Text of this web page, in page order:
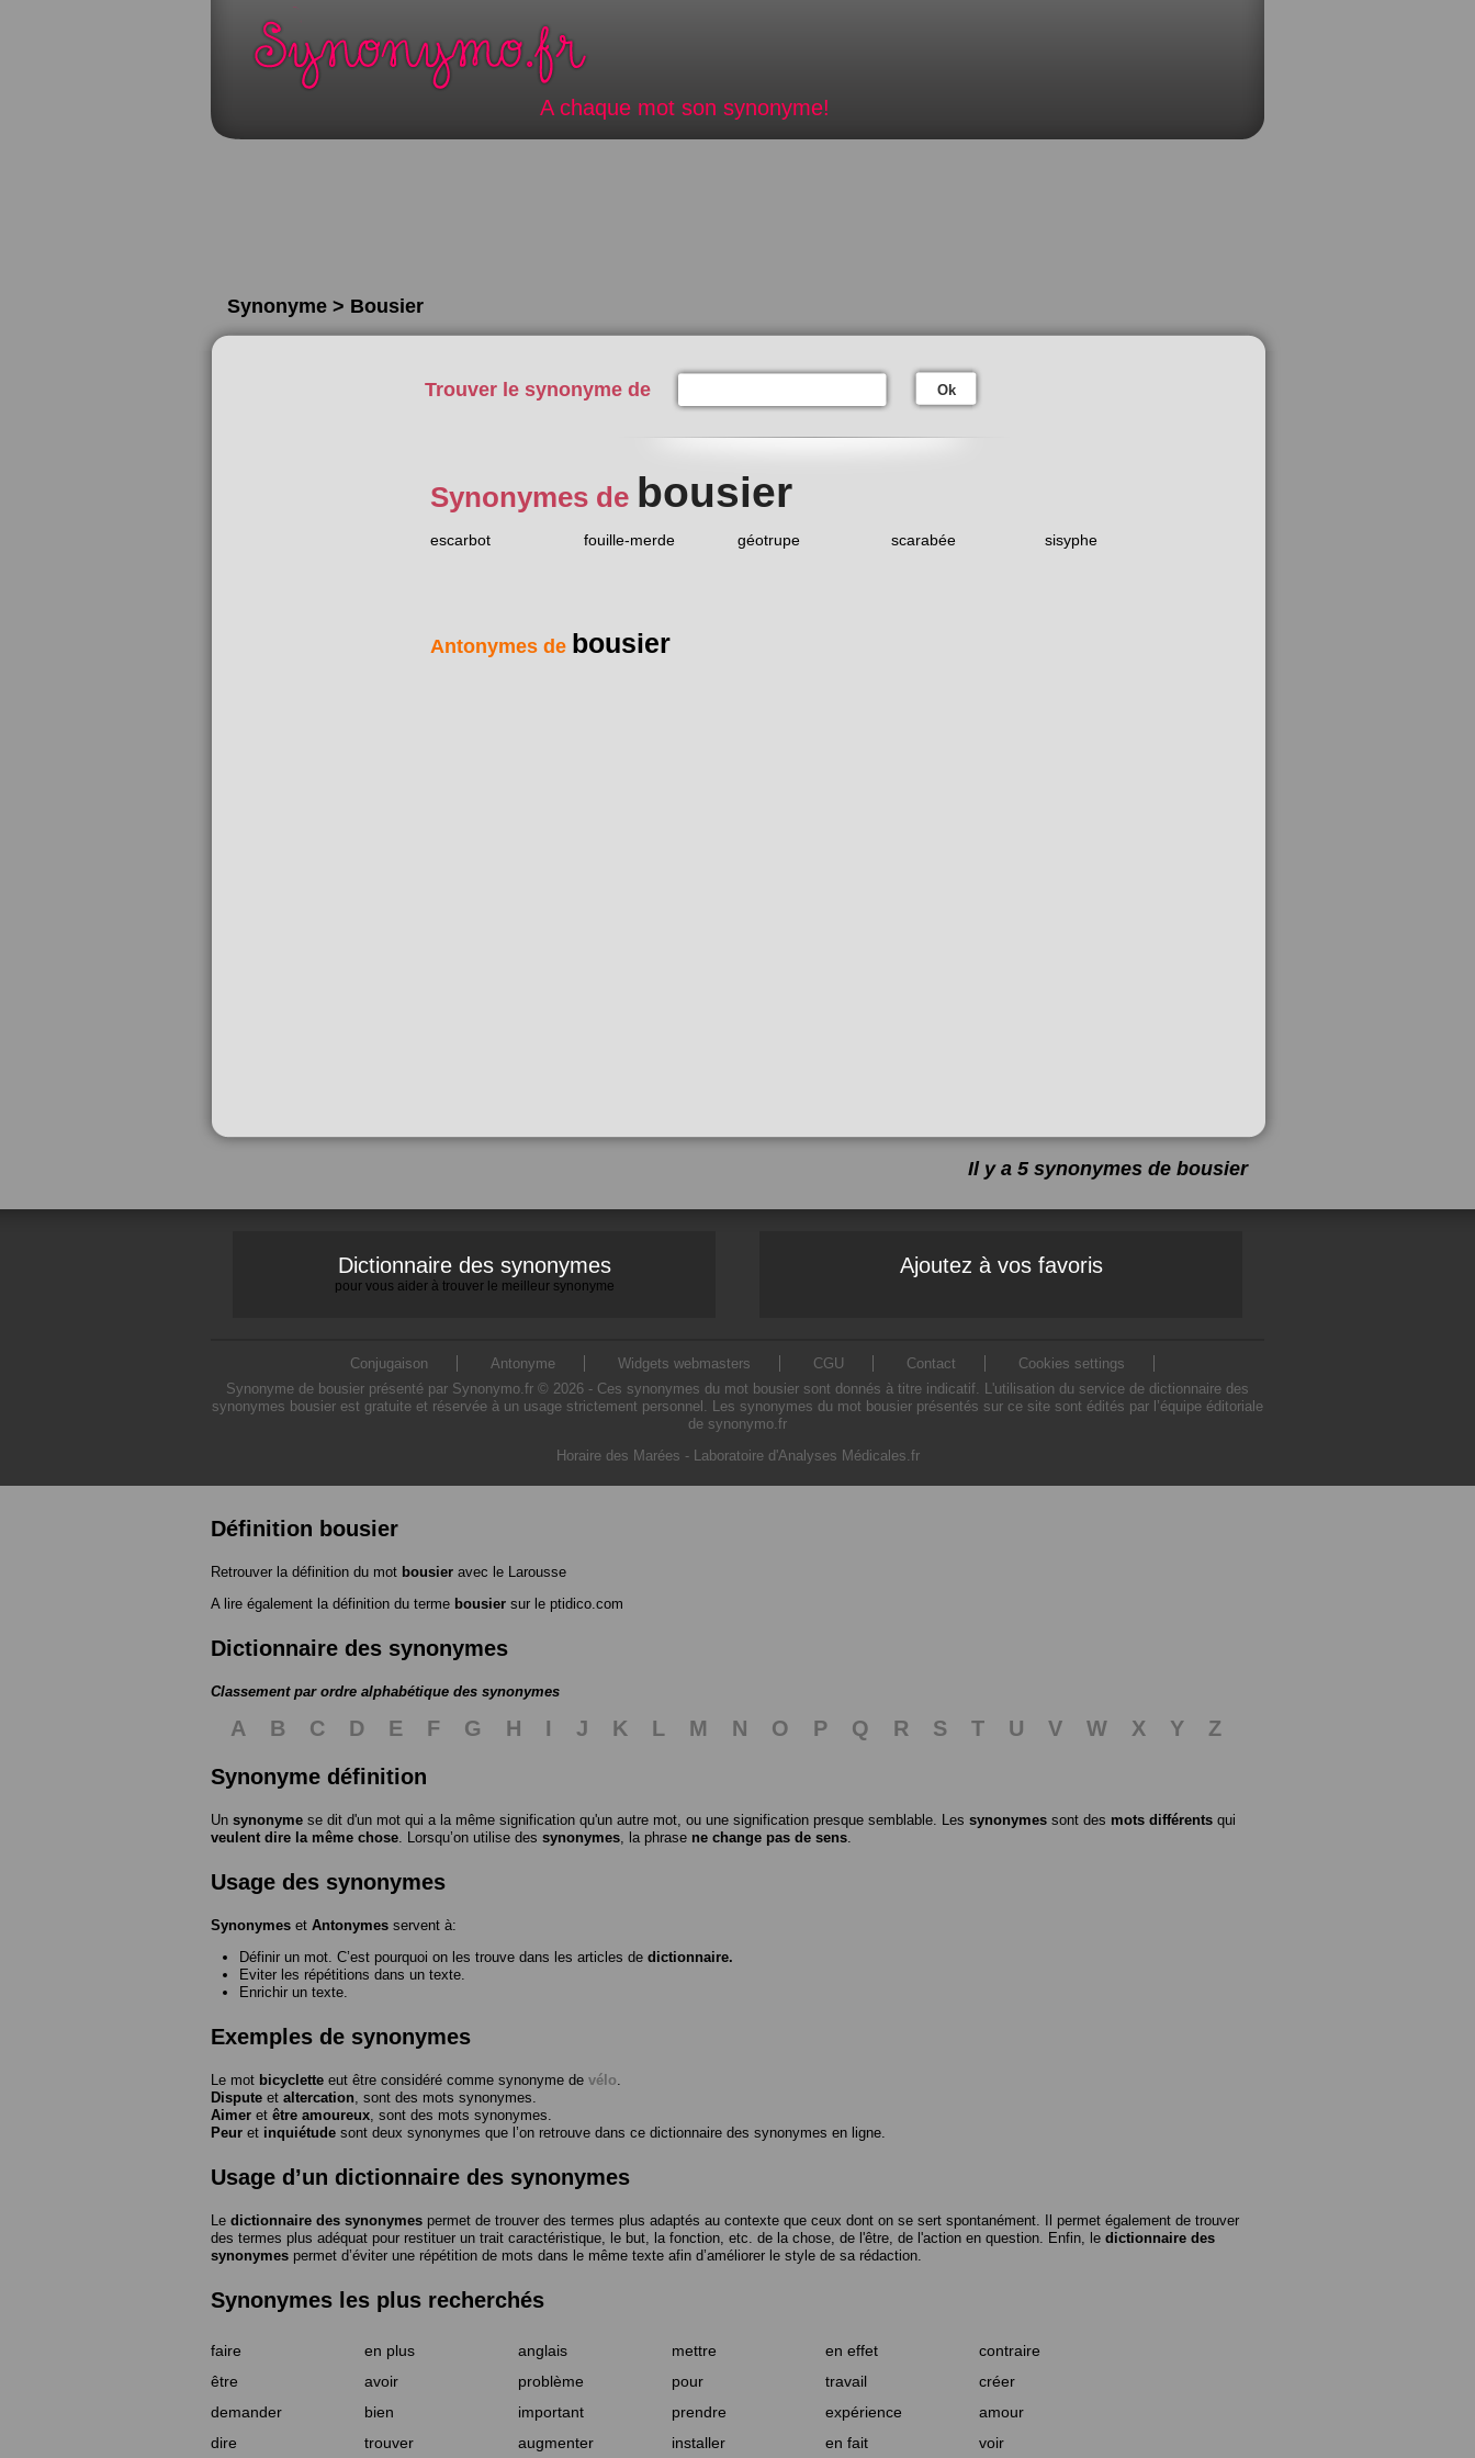
A chaque mot son synonyme!
Synonyme > Bousier
Trouver le synonyme de Ok
Synonymes de bousier
escarbot fouille-merde géotrupe scarabée sisyphe
Antonymes de bousier
Il y a 5 synonymes de bousier
Dictionnaire des synonymes
pour vous aider à trouver le meilleur synonyme
Ajoutez à vos favoris
Conjugaison Antonyme Widgets webmasters CGU Contact
Cookies settings
Synonyme de bousier présenté par Synonymo.fr © 2026 - Ces synonymes du mot bousier sont donnés à titre indicatif. L'utilisation du service de dictionnaire des
synonymes bousier est gratuite et réservée à un usage strictement personnel. Les synonymes du mot bousier présentés sur ce site sont édités par l’équipe éditoriale
de synonymo.fr
Horaire des Marées - Laboratoire d'Analyses Médicales.fr
Définition bousier
Retrouver la définition du mot bousier avec le Larousse
A lire également la définition du terme bousier sur le ptidico.com
Dictionnaire des synonymes
Classement par ordre alphabétique des synonymes
A B C D E F G H I J K L M N O P Q R S T U V W X Y
Z
Synonyme définition
Un synonyme se dit d'un mot qui a la même signification qu'un autre mot, ou une signification presque semblable. Les synonymes sont des mots différents qui
veulent dire la même chose . Lorsqu’on utilise des synonymes , la phrase ne change pas de sens
Usage des synonymes
Synonymes et Antonymes servent à:
Définir un mot. C’est pourquoi on les trouve dans les articles de dictionnaire.
Eviter les répétitions dans un texte.
Enrichir un texte.
Exemples de synonymes
Le mot bicyclette eut être considéré comme synonyme de vélo
Dispute et altercation , sont des mots synonymes.
Aimer et être amoureux , sont des mots synonymes.
Peur et inquiétude sont deux synonymes que l’on retrouve dans ce dictionnaire des synonymes en ligne.
Usage d’un dictionnaire des synonymes
Le dictionnaire des synonymes permet de trouver des termes plus adaptés au contexte que ceux dont on se sert spontanément. Il permet également de trouver
des termes plus adéquat pour restituer un trait caractéristique, le but, la fonction, etc. de la chose, de l'être, de l'action en question. Enfin, le dictionnaire des
synonymes permet d’éviter une répétition de mots dans le même texte afin d’améliorer le style de sa rédaction.
Synonymes les plus recherchés
faire en plus anglais mettre en effet
contraire
être
avoir problème pour travail
créer
demander
bien important prendre expérience
amour
dire
trouver augmenter installer en fait voir